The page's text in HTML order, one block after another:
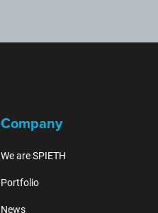
Company
We are SPIETH
Portfolio
News